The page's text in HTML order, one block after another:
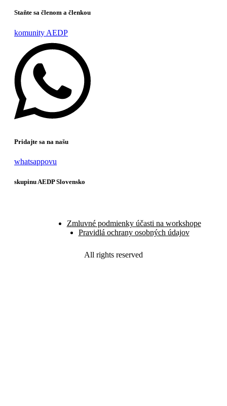
Staňte sa členom a členkou
komunity AEDP
Pridajte sa na našu
whatsappovu
skupinu AEDP Slovensko
Zmluvné podmienky účasti na workshope
Pravidlá ochrany osobných údajov
All rights reserved